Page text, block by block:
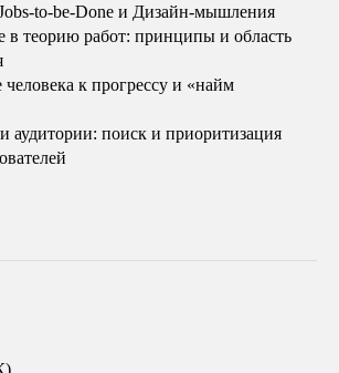
to-be-Done и Дизайн-мышления
в теорию работ: принципы и область
к прогрессу и «найм
аудитории: поиск и приоритизация